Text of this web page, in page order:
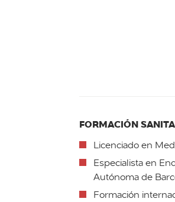
FORMACIÓN
Licenciado en
Especialista en
Autónoma de
Formación